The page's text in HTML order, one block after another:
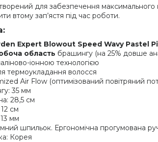
для забезпечення максимального
втому зап’ястя під час роботи.
Expert Blowout Speed Wavy Pastel
область брашингу (на 25% довше
іонною технологією
термоукладання волосся
Air Flow (оптимізований повітряний
35 мм
28,5 см
см
мм
шпильок. Ергономічна прогумована
Корея